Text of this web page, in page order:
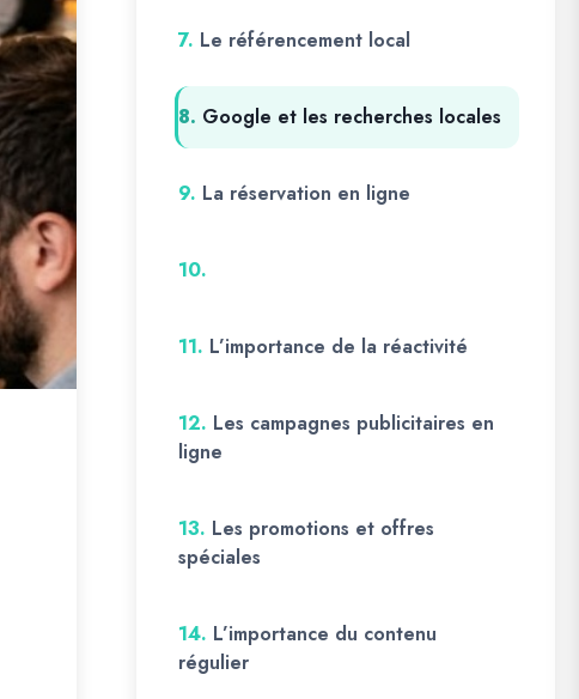
7. Le référencement local
8. Google et les recherches locales
9. La réservation en ligne
10.
11. L’importance de la réactivité
12. Les campagnes publicitaires en
ligne
13. Les promotions et offres
spéciales
14. L’importance du contenu
régulier